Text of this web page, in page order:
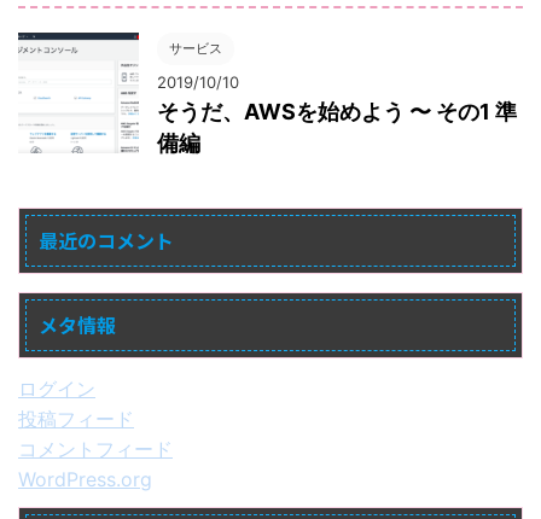
サービス
2019/10/10
そうだ、AWSを始めよう 〜 その1 準
備編
最近のコメント
メタ情報
ログイン
投稿フィード
コメントフィード
WordPress.org